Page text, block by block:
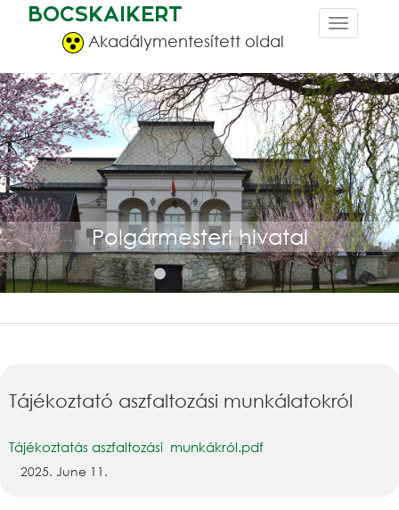
BOCSKAIKERT
Akadálymentesített oldal
Polgármesteri hivatal
Tájékoztató aszfaltozási munkálatokról
Tájékoztatás aszfaltozási munkákról.pdf
2025. June 11.